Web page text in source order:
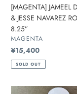
[MAGENTA] JAMEEL
& JESSE NAVAREZ
8.25”
販
売
MAGENTA
通
常
価
¥15,400
SOLD OUT
[SPRINKLES]